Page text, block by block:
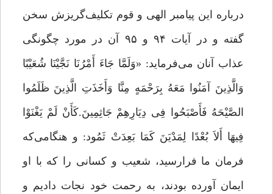
درباره این پیامبر الهی و قوم تکلیف‌گریزش سخن
گفته و در آیات ۹۴ و ۹۵ آن در مورد چگونگی
عذاب آنان می‌فرماید: «وَلَمَّا جَاءَ أَمْرُنَا نَجَّیْنَا شُعَیْبًا
وَالَّذِینَ آمَنُوا مَعَهُ بِرَحْمَهٍ مِنَّا وَأَخَذَتِ الَّذِینَ ظَلَمُوا
الصَّیْحَهُ فَأَصْبَحُوا فِی دِیَارِهِمْ جَاثِمِینَ.کَأَنْ لَمْ یَغْنَوْا
فِیهَا أَلاَ بُعْدًا لِمَدْیَنَ کَمَا بَعِدَتْ ثَمُود: و هنگامی‌که
فرمان ما فرارسید، شعیب و کسانى را که با او
ایمان آورده بودند، به رحمت خود نجات دادیم و